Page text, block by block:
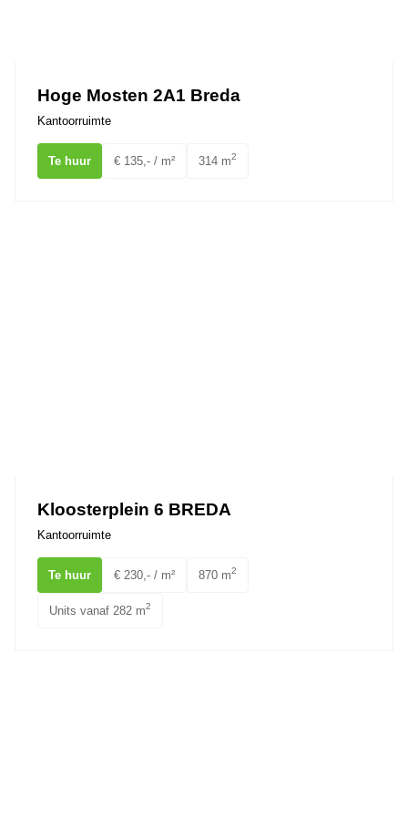
Hoge Mosten 2A1 Breda
Kantoorruimte
Te huur € 135,- / m² 314 m2
Kloosterplein 6 BREDA
Kantoorruimte
Te huur € 230,- / m² 870 m2
Units vanaf 282 m2